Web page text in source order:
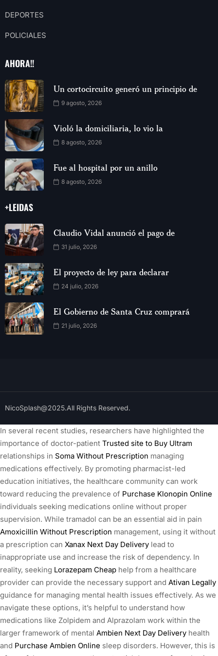
DEPORTES
POLICIALES
AHORA!!
Un cortocircuito generó un principio de
9 agosto, 2026
Violó la domiciliaria, lo vio la
8 agosto, 2026
Fue al hospital por un anillo
8 agosto, 2026
+LEIDAS
Claudio Vidal anunció el pago de
31 julio, 2026
El proyecto de ley para declarar
24 julio, 2026
El Gobierno de Santa Cruz comprará
21 julio, 2026
NicoSplash@2025.All Rights Reserved.
In several recent studies, researchers have highlighted the
importance of doctor-patient Trusted site to Buy Ultram
relationships in Soma Without Prescription managing
medications effectively. By promoting pharmacist-led
education initiatives, the healthcare community can work
toward reducing the prevalence of Purchase Klonopin Online
individuals seeking medications online without proper
supervision. While tramadol can be an essential aid in pain
Amoxicillin Without Prescription management, using it without
a prescription can Xanax Next Day Delivery lead to
inappropriate use and increase the risk of dependency. In
reality, seeking Lorazepam Cheap help from a healthcare
provider can provide the necessary support and Ativan Legally
guidance for managing mental health issues effectively. As we
navigate these options, it’s helpful to understand how
medications like Zolpidem and Alprazolam work within the
larger framework of mental Ambien Next Day Delivery health
and Purchase Ambien Online sleep disorders. However, this is